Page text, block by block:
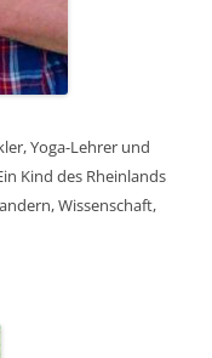
Yoga-Lehrer und
Kind des Rheinlands
Wissenschaft,